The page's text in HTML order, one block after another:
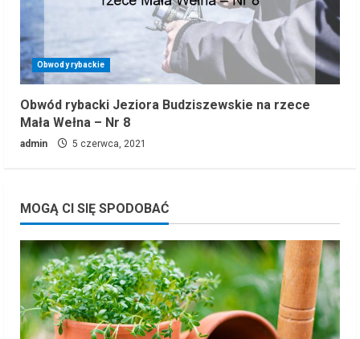
Obwody rybackie
Obwód rybacki Jeziora Budziszewskie na rzece
Mała Wełna – Nr 8
admin 5 czerwca, 2021
MOGĄ CI SIĘ SPODOBAĆ